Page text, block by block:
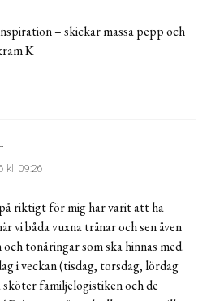
– skickar massa pepp och
K
kl. 09:26
riktigt för mig har varit att ha
vi båda vuxna tränar och sen även
tonåringar som ska hinnas med.
i veckan (tisdag, torsdag, lördag
familjelogistiken och de